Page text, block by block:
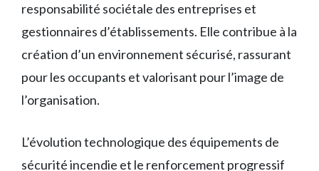
responsabilité sociétale des entreprises et
gestionnaires d’établissements. Elle contribue à la
création d’un environnement sécurisé, rassurant
pour les occupants et valorisant pour l’image de
l’organisation.
L’évolution technologique des équipements de
sécurité incendie et le renforcement progressif